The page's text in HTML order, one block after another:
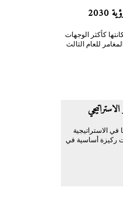
كأكثر الوجهات
للعام الثالث
الاستراتيجية
ركيزة أساسية في